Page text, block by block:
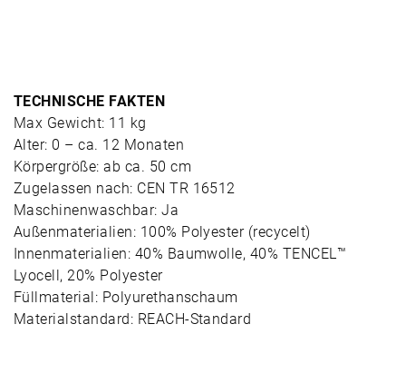
TECHNISCHE FAKTEN
Max Gewicht: 11 kg
Alter: 0 – ca. 12 Monaten
Körpergröße: ab ca. 50 cm
Zugelassen nach: CEN TR 16512
Maschinenwaschbar: Ja
Außenmaterialien: 100% Polyester (recycelt)
Innenmaterialien: 40% Baumwolle, 40% TENCEL™
Lyocell, 20% Polyester
Füllmaterial: Polyurethanschaum
Materialstandard: REACH-Standard